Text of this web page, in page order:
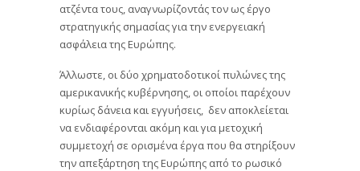
ατζέντα τους, αναγνωρίζοντάς τον ως έργο
στρατηγικής σημασίας για την ενεργειακή
ασφάλεια της Ευρώπης.
Άλλωστε, οι δύο χρηματοδοτικοί πυλώνες της
αμερικανικής κυβέρνησης, οι οποίοι παρέχουν
κυρίως δάνεια και εγγυήσεις, δεν αποκλείεται
να ενδιαφέρονται ακόμη και για μετοχική
συμμετοχή σε ορισμένα έργα που θα στηρίξουν
την απεξάρτηση της Ευρώπης από το ρωσικό